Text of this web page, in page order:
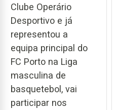
Clube Operário
Desportivo e já
representou a
equipa principal do
FC Porto na Liga
masculina de
basquetebol, vai
participar nos